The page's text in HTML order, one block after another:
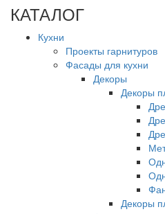
КАТАЛОГ
Кухни
Проекты гарнитуров
Фасады для кухни
Декоры
Декоры
Декоры